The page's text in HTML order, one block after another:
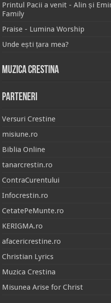
Printul Pacii a venit - Alin și
Family
Praise - Lumina Worship
Unde ești țara mea?
Muzica Crestina
Parteneri
Versuri Crestine
misiune.ro
Biblia Online
tanarcrestin.ro
ContraCurentului
Infocrestin.ro
CetatePeMunte.ro
KERIGMA.ro
afacericrestine.ro
Christian Lyrics
Muzica Crestina
Misunea Arise for Christ